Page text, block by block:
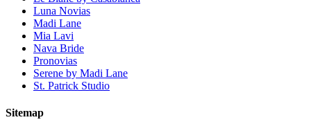
Luna Novias
Madi Lane
Mia Lavi
Nava Bride
Pronovias
Serene by Madi Lane
St. Patrick Studio
Sitemap